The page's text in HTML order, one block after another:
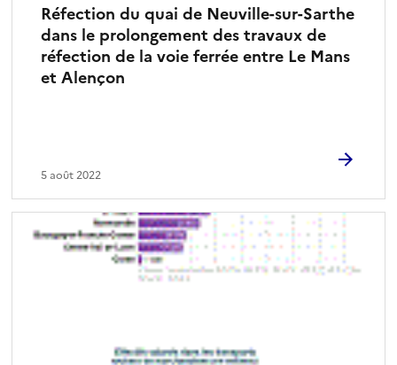
Réfection du quai de Neuville-sur-Sarthe
dans le prolongement des travaux de
réfection de la voie ferrée entre Le Mans
et Alençon
5 août 2022